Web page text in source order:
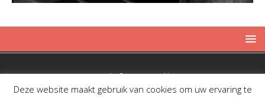
Copyright © 2019 Spreekbuis
Deze website maakt gebruik van cookies om uw ervaring te